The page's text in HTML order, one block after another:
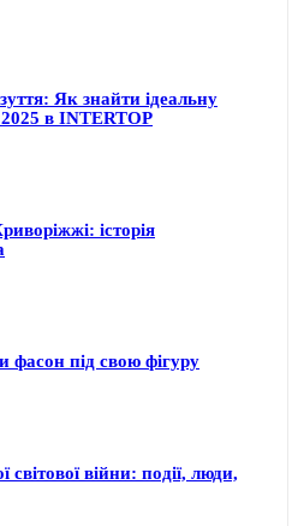
Як знайти ідеальну
в INTERTOP
історія
фасон під свою фігуру
війни: події, люди,